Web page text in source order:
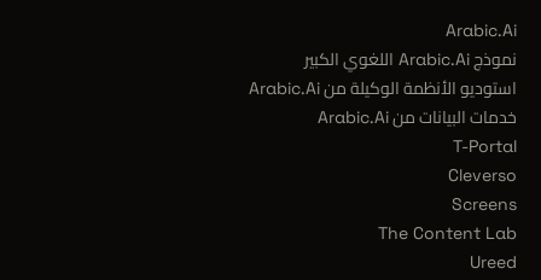
Arabic.Ai
نموذج Arabic.Ai اللغوي الكبير
استوديو الأنظمة الوكيلة من Arabic.Ai
خدمات البيانات من Arabic.Ai
T-Portal
Cleverso
Screens
The Content Lab
Ureed